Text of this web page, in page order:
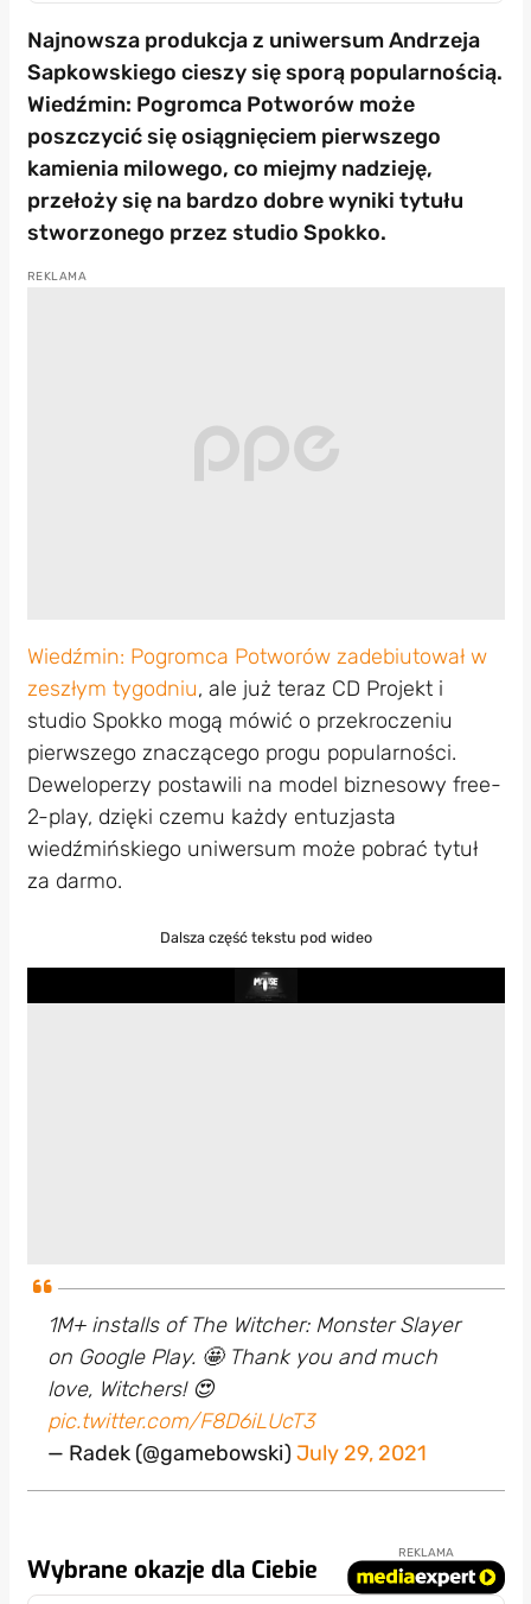
Najnowsza produkcja z uniwersum Andrzeja
Sapkowskiego cieszy się sporą popularnością.
Wiedźmin: Pogromca Potworów może
poszczycić się osiągnięciem pierwszego
kamienia milowego, co miejmy nadzieję,
przełoży się na bardzo dobre wyniki tytułu
stworzonego przez studio Spokko.
Wiedźmin: Pogromca Potworów zadebiutował w
zeszłym tygodniu, ale już teraz CD Projekt i
studio Spokko mogą mówić o przekroczeniu
pierwszego znaczącego progu popularności.
Deweloperzy postawili na model biznesowy free-
2-play, dzięki czemu każdy entuzjasta
wiedźmińskiego uniwersum może pobrać tytuł
za darmo.
Dalsza część tekstu pod wideo
Play
1M+ installs of The Witcher: Monster Slayer
on Google Play. 🤩 Thank you and much
love, Witchers! 😍
pic.twitter.com/F8D6iLUcT3
— Radek (@gamebowski) July 29, 2021
Wybrane okazje dla Ciebie
REKLAMA